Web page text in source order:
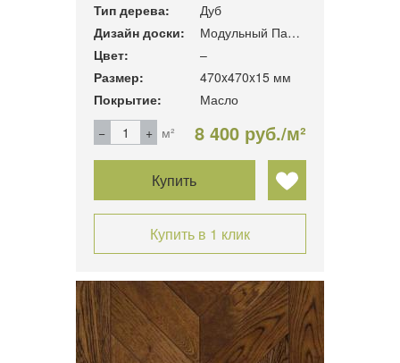
Тип дерева:
Дуб
Дизайн доски:
Модульный Паркет
Цвет:
–
Размер:
470x470x15 мм
Покрытие:
Масло
м²
8 400 руб./м²
Купить
Купить в 1 клик